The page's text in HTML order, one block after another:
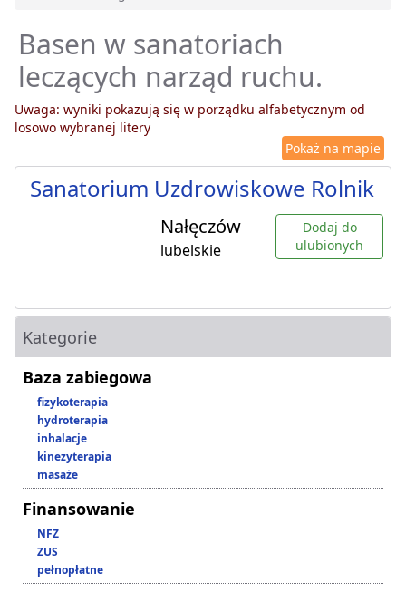
Basen w sanatoriach
leczących narząd ruchu.
Uwaga: wyniki pokazują się w porządku alfabetycznym od
losowo wybranej litery
Pokaż na mapie
Sanatorium Uzdrowiskowe Rolnik
Nałęczów
lubelskie
Dodaj do
ulubionych
Kategorie
Baza zabiegowa
fizykoterapia
hydroterapia
inhalacje
kinezyterapia
masaże
Finansowanie
NFZ
ZUS
pełnopłatne